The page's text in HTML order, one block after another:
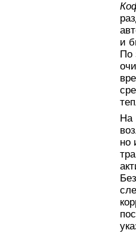
и
По
На
но